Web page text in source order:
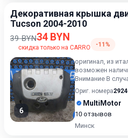
Декоративная крышка
Tucson 2004-2010
39 BYN34 BYN
скидка только на CARRO -11%
6
оригинал, из
возможен
Внимание В
приобретённого
Ориг. номера
MultiMotor
10 отзывов
Минск